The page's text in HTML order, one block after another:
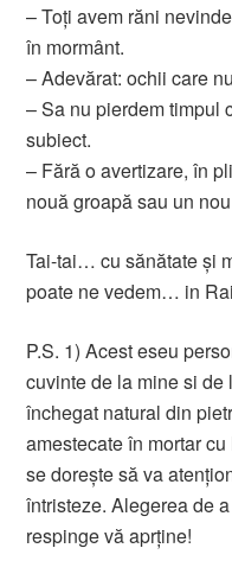
– Toți avem răni
în mormânt.
– Adevărat: ochii care
– Sa nu pierdem timpul
subiect.
– Fără o avertizare, în
nouă groapă sau un
Tai-tai… cu sănătate și
poate ne vedem… in
P.S. 1) Acest eseu
cuvinte de la mine si
închegat natural din
amestecate în mortar
se dorește să va
întristeze. Alegerea de
respinge vă aprține!